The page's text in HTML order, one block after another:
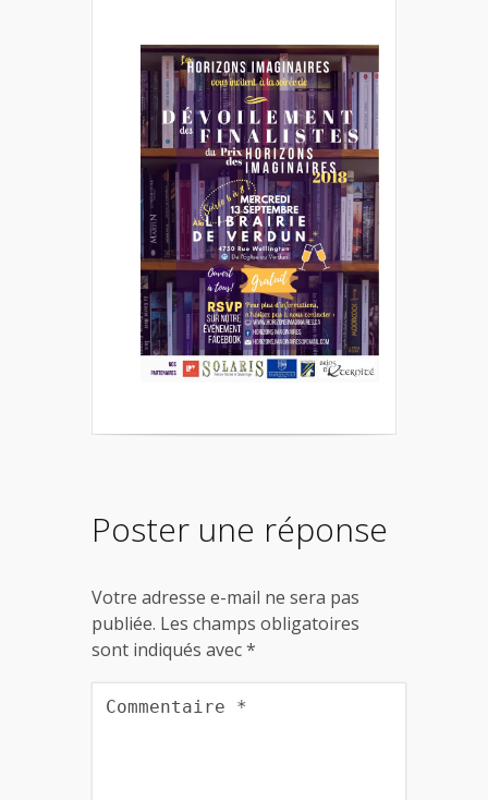
Poster une réponse
Votre adresse e-mail ne sera pas
publiée. Les champs obligatoires
sont indiqués avec*